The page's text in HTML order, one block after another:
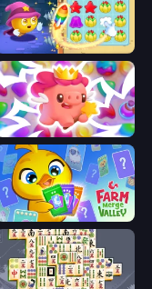
Candy Riddles
Match Arena
Farm Merge Valley